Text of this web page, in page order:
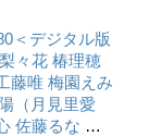
＜デジタル版
梨々花 椿理穂
藤唯 梅園えみ
（月見里愛
佐藤るな …